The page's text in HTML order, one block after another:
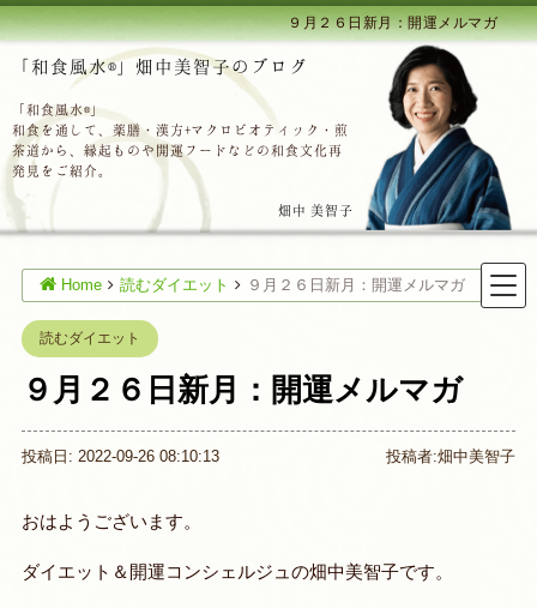
９月２６日新月：開運メルマガ
「和食風水®」畑中美智子のブログ
「和食風水®」
和食を通して、薬膳・漢方+マクロビオティック・煎
茶道から、縁起ものや開運フードなどの和食文化再
発見をご紹介。
畑中 美智子
Home 読むダイエット ９月２６日新月：開運メルマガ
読むダイエット
９月２６日新月：開運メルマガ
投稿日: 2022-09-26 08:10:13 投稿者:畑中美智子
おはようございます。
ダイエット＆開運コンシェルジュの畑中美智子です。